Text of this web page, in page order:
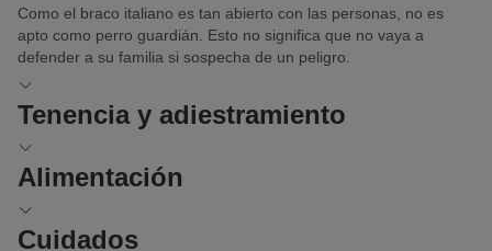
Como el braco italiano es tan abierto con las personas, no es
apto como perro guardián. Esto no significa que no vaya a
defender a su familia si sospecha de un peligro.
Tenencia y adiestramiento
El olfateo está a la orden del día para el braco italiano. Si tienes
un jardín grande bien vallado, se sentirá en su salsa enseguida.
que podáis explorar juntos con la
Alimentación
Debido a su enorme dinamismo, el braco italiano utiliza mucho
Cuidados